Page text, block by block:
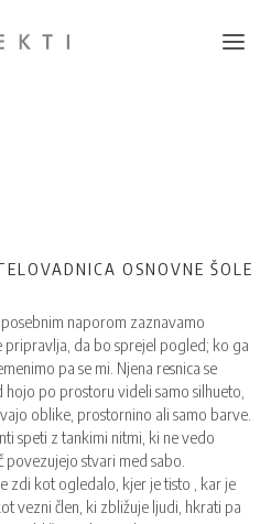
Toggle
OSNOVNE ŠOLE
naporom zaznavamo
pripravlja, da bo sprejel pogled; ko ga
pa se mi. Njena resnica se
po prostoru videli samo silhueto,
oblike, prostornino ali samo barve.
speti z tankimi nitmi, ki ne vedo
povezujejo stvari med sabo.
zdi kot ogledalo, kjer je tisto , kar je
vezni člen, ki zbližuje ljudi, hkrati pa